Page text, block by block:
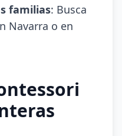
familias: Busca
Navarra o en